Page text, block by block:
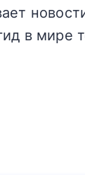
в мире